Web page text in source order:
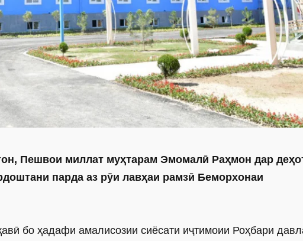
Пешвои миллат муҳтарам Эмомалӣ Раҳмон дар
парда аз рӯи лавҳаи рамзӣ Беморхонаи
бо ҳадафи амалисозии сиёсати иҷтимоии Роҳбари